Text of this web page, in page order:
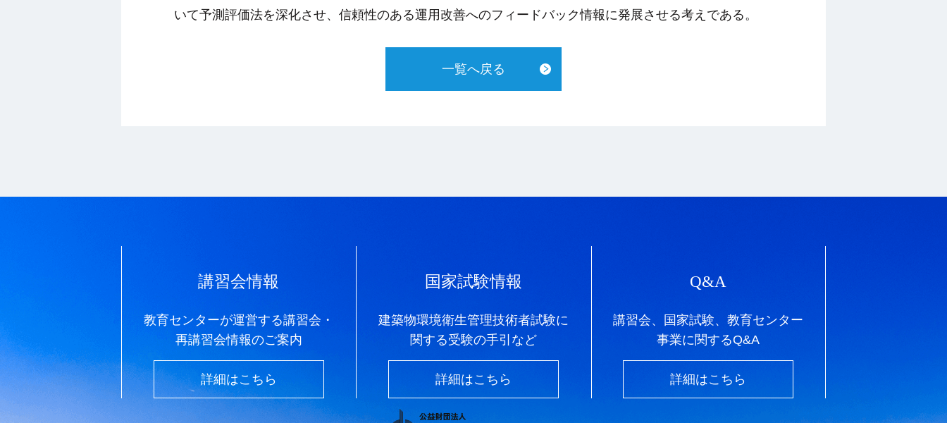
いて予測評価法を深化させ、信頼性のある運用改善へのフィードバック情報に発展させる考えである。
一覧へ戻る
講習会情報
教育センターが運営する講習会・
再講習会情報のご案内
詳細はこちら
国家試験情報
建築物環境衛生管理技術者試験に
関する受験の手引など
詳細はこちら
Q&A
講習会、国家試験、教育センター
事業に関するQ&A
詳細はこちら